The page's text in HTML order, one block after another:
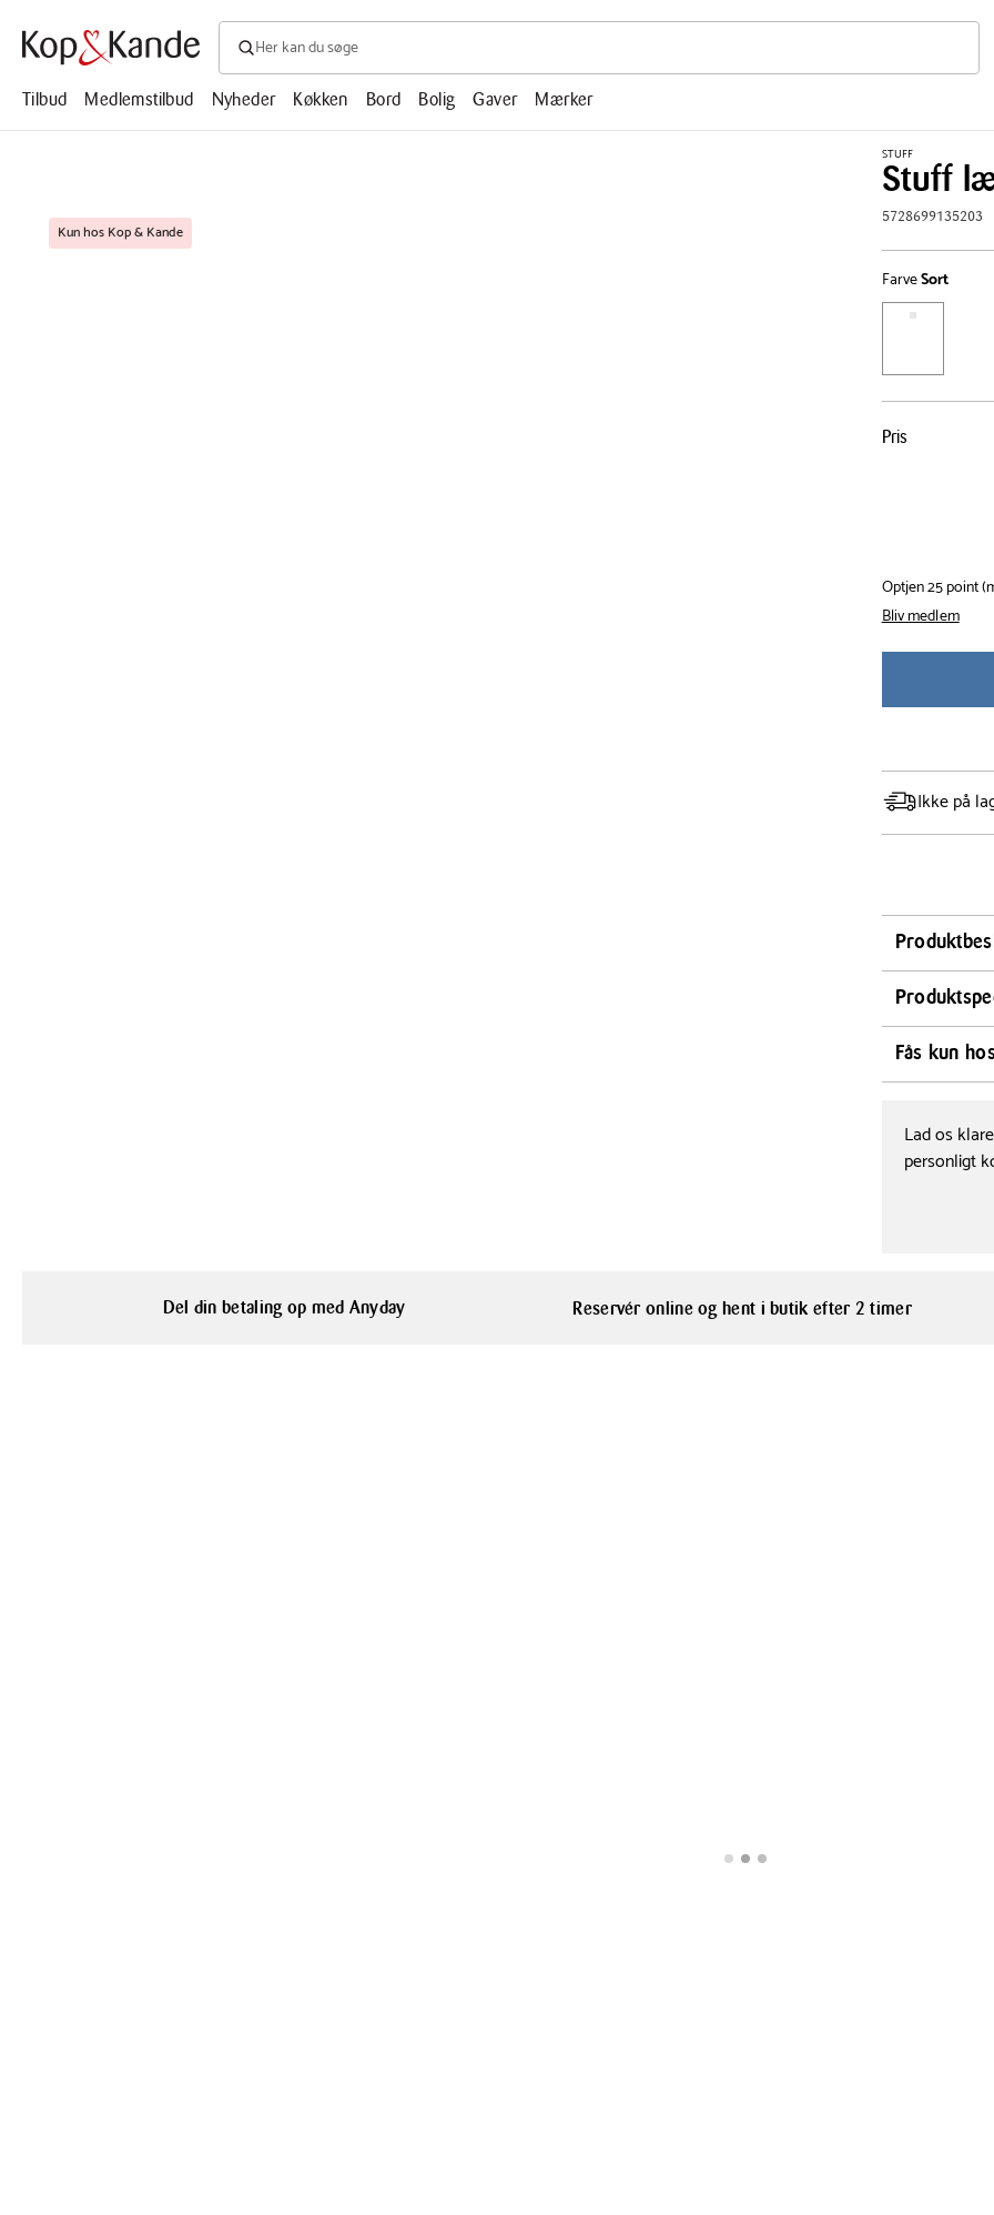
Søg efter produkter, artikler, opskrifter, mm.
Søg
efter
artikler,
Tilbud
Medlemstilbud Nyheder Køkken Bord Bolig Gaver Mærker
Kun hos Kop & Kande
STUFF
Stuff
5728699135203
FarveSort
Pris
Pris
Optjen 25 point
Bliv medlem
Ikke på
Forkæl dig
eksklusive
bøffelskind
pasform.
De fine
ideelt til
lækre
perfekte
Bredde
65 cm
Materialer
Skind
Fås kun
& Kande.
Lad os
personligt
Del din betaling op med Anyday Reservér online og hent i butik efter 2 timer